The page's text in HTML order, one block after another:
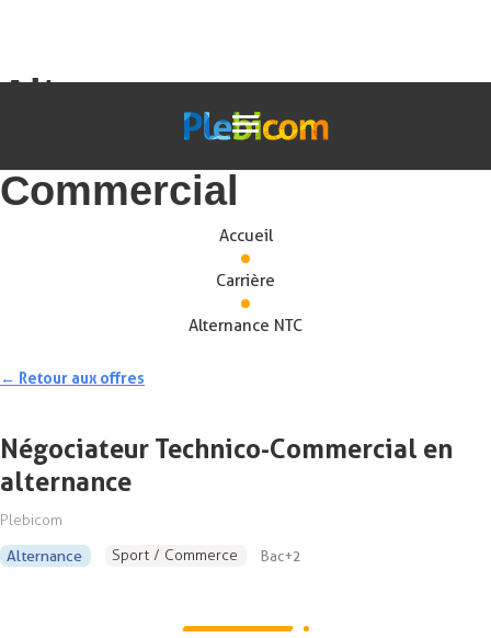
Alternance –
Négociateur Technico-
Commercial
Accueil
Carrière
Alternance NTC
← Retour aux offres
Négociateur Technico-Commercial en
alternance
Plebicom
Alternance Sport / Commerce Bac+2